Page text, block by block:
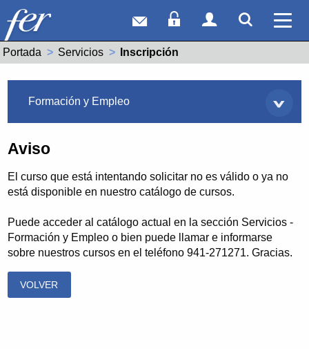
Correo webAcceso Socios
Acceso
Portada Servicios Actual:
Inscripción
Formación y Empleo
Aviso
El curso que está intentando solicitar no es válido o ya no
está disponible en nuestro catálogo de cursos.
Puede acceder al catálogo actual en la sección Servicios -
Formación y Empleo o bien puede llamar e informarse
sobre nuestros cursos en el teléfono 941-271271. Gracias.
VOLVER